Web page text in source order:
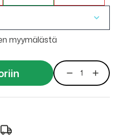
myymälästä